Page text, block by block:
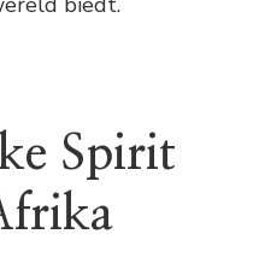
Spirit